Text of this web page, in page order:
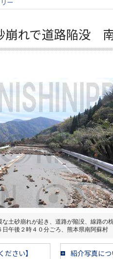
ー
崩れで道路陥没
土砂崩れが起き、道路が陥没、線路の
午後２時４０分ごろ、熊本県南阿蘇村
さい】 紹介写真に